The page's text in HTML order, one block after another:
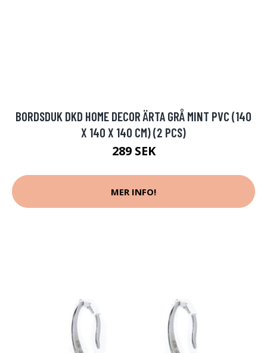
BORDSDUK DKD HOME DECOR ÄRTA GRÅ MINT PVC (140
X 140 X 140 CM) (2 PCS)
289 SEK
MER INFO!